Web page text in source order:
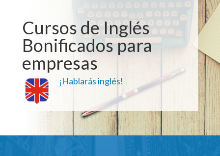
Cursos de Inglés
Bonificados para
empresas
¡Hablarás inglés!